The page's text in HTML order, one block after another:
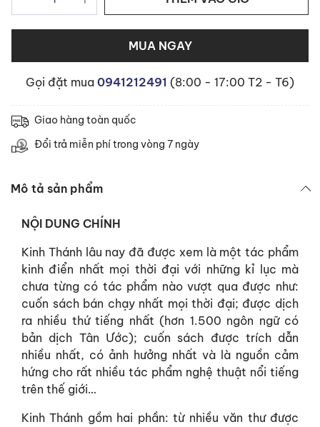
MUA NGAY
Gọi đặt mua 0941212491 (8:00 - 17:00 T2 - T6)
Giao hàng toàn quốc
Đổi trả miễn phí trong vòng 7 ngày
Mô tả sản phẩm
NỘI DUNG CHÍNH
Kinh Thánh lâu nay đã được xem là một tác phẩm
kinh điển nhất mọi thời đại với những kỉ lục mà
chưa từng có tác phẩm nào vượt qua được như:
cuốn sách bán chạy nhất mọi thời đại; được dịch
ra nhiều thứ tiếng nhất (hơn 1.500 ngôn ngữ có
bản dịch Tân Ước); cuốn sách được trích dẫn
nhiều nhất, có ảnh hưởng nhất và là nguồn cảm
hứng cho rất nhiều tác phẩm nghệ thuật nổi tiếng
trên thế giới…
Kinh Thánh gồm hai phần: từ nhiều văn thư được